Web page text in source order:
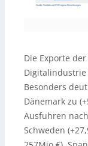
Die Exporte
Besonders
Dänemark zu
Ausfuhren
Schweden